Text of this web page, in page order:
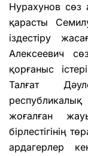
Нурахунов сөз
қарасты
іздестіру
Алексеевич
қорғаныс
Талғат
жоғалған
бірлестігінің
ардагерлер